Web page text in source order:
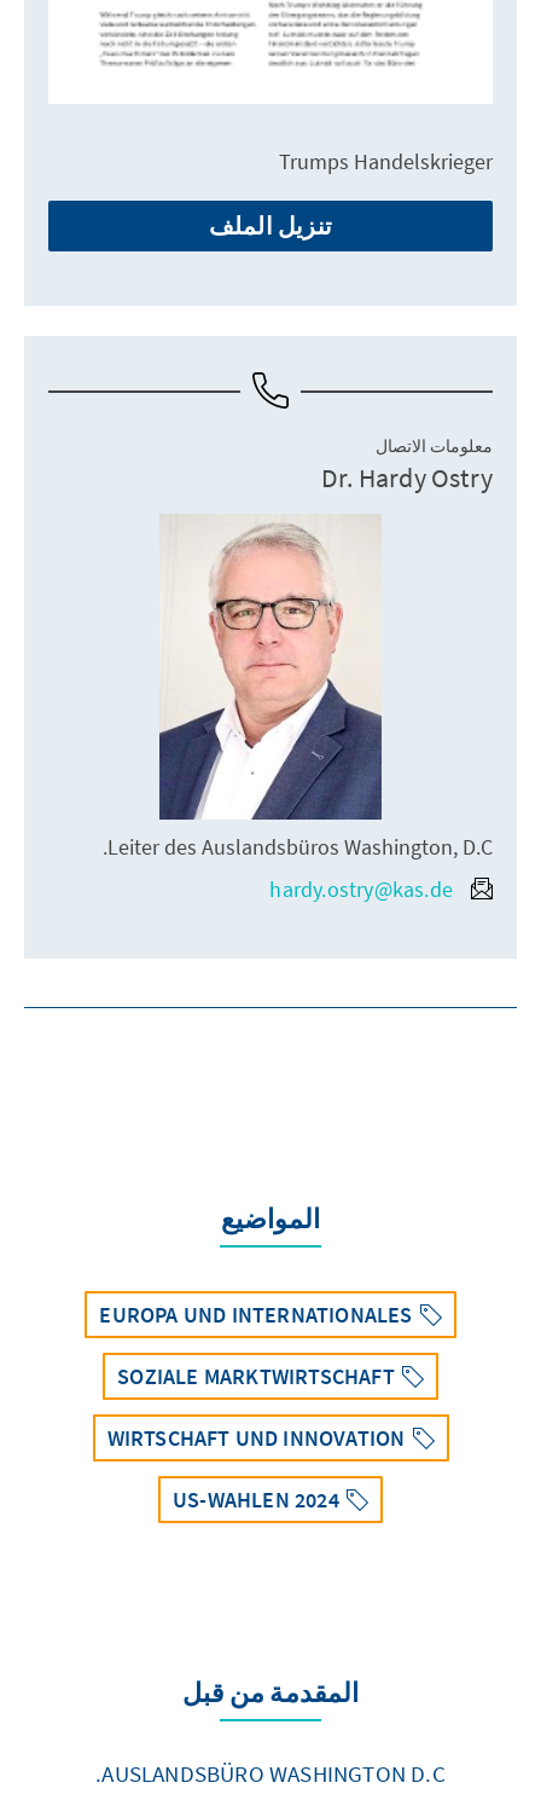
Trumps Handelskrieger
تنزيل الملف
معلومات الاتصال
Dr. Hardy Ostry
Leiter des Auslandsbüros Washington, D.C.
hardy.ostry@kas.de
المواضيع
EUROPA UND INTERNATIONALES
SOZIALE MARKTWIRTSCHAFT
WIRTSCHAFT UND INNOVATION
US-WAHLEN 2024
المقدمة من قبل
AUSLANDSBÜRO WASHINGTON D.C.